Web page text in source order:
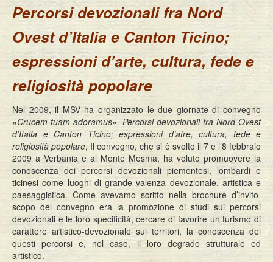
Percorsi devozionali fra Nord
Ovest d’Italia e Canton Ticino;
espressioni d’arte, cultura, fede e
religiosità popolare
Nel 2009, il MSV ha organizzato le due giornate di convegno
«Crucem tuam adoramus». Percorsi devozionali fra Nord Ovest
d’Italia e Canton Ticino; espressioni d’atre, cultura, fede e
religiosità popolare, Il convegno, che si è svolto il 7 e l’8 febbraio
2009 a Verbania e al Monte Mesma, ha voluto promuovere la
conoscenza dei percorsi devozionali piemontesi, lombardi e
ticinesi come luoghi di grande valenza devozionale, artistica e
paesaggistica. Come avevamo scritto nella brochure d’invito
scopo del convegno era la promozione di studi sui percorsi
devozionali e le loro specificità, cercare di favorire un turismo di
carattere artistico-devozionale sui territori, la conoscenza dei
questi percorsi e, nel caso, il loro degrado strutturale ed
artistico.